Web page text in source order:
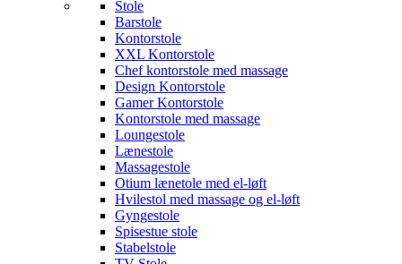
Stole
Barstole
Kontorstole
XXL Kontorstole
Chef kontorstole med massage
Design Kontorstole
Gamer Kontorstole
Kontorstole med massage
Loungestole
Lænestole
Massagestole
Otium lænetole med el-løft
Hvilestol med massage og el-løft
Gyngestole
Spisestue stole
Stabelstole